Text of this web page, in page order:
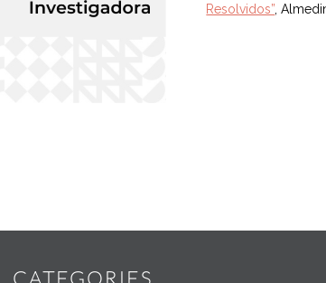
Resolvidos” ,